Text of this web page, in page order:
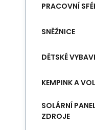
PRACOVNÍ
SNĚŽNICE
DĚTSKÉ
KEMPINK A
SOLÁRNÍ
ZDROJE